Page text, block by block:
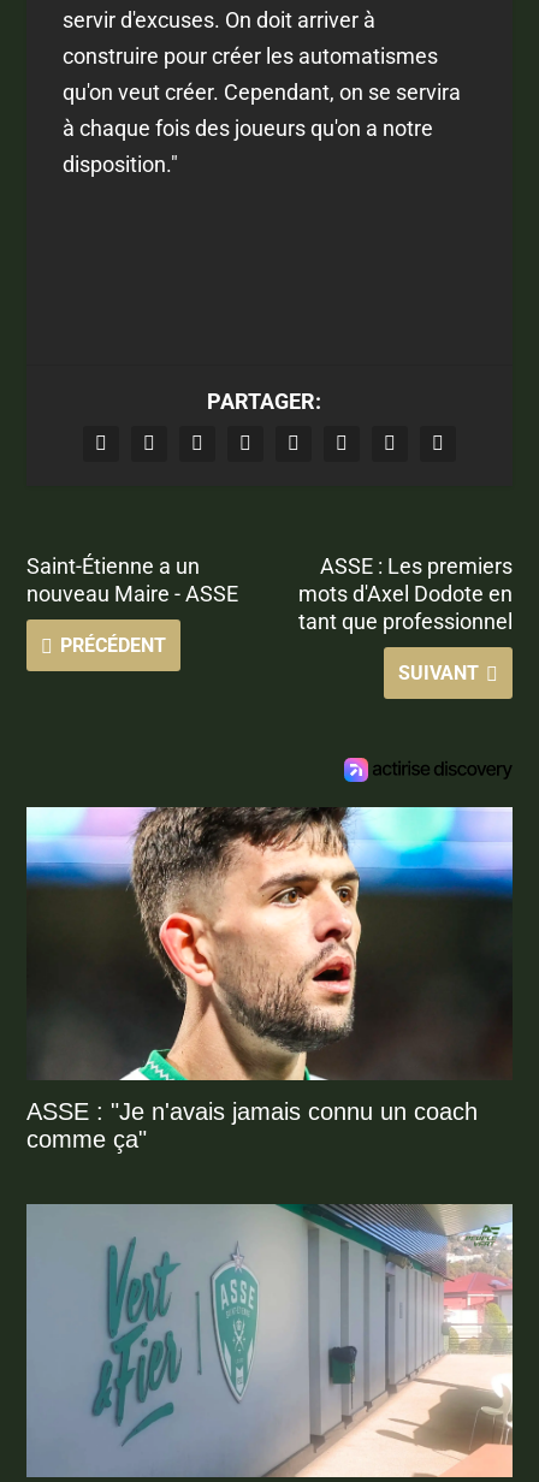
servir d'excuses. On doit arriver à
construire pour créer les automatismes
qu'on veut créer. Cependant, on se servira
à chaque fois des joueurs qu'on a notre
disposition."
PARTAGER:
Saint-Étienne a un
nouveau Maire - ASSE
PRÉCÉDENT
ASSE : Les premiers
mots d'Axel Dodote en
tant que professionnel
SUIVANT
ASSE : "Je n'avais jamais connu un coach
comme ça"